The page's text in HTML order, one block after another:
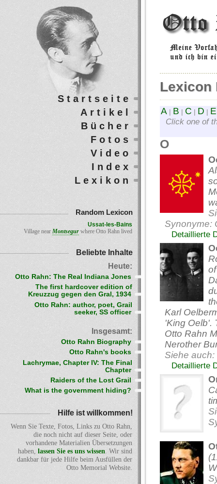
Lexicon
A B C D E
Click one of
O
Synonyme:
Detaillierte
Karl
'King Oelb'.
Otto Rahn
Nerother
Siehe auch:
Detaillierte
Startseite
Artikel
Bücher
Fotos
Video
Index
Lexikon
Random Lexicon
Ussat-les-Bains
Village near Montsegurwhere Otto Rahn lived
Beliebte Inhalte
Heute:
Otto Rahn: The Real Indiana Jones
The first hardcover edition of
Kreuzzug gegen den Gral, 1934
Otto Rahn: author, poet, Grail
seeker, SS officer
Insgesamt:
Otto Rahn Biography
Otto Rahn's books
Lachrymae, Chapter IV: The Final
Chapter
Raiders of the Lost Grail
What is the government hiding?
Hilfe ist willkommen!
Wenn Sie Texte, Fotos, Links zu Otto Rahn,
die noch nicht auf dieser Seite, oder
vorhandene Materialien Übersetzungen
haben, lassen Sie es uns wissen. Wir sind
dankbar für jede Hilfe beim Ausfüllen der
Otto Memorial Website.